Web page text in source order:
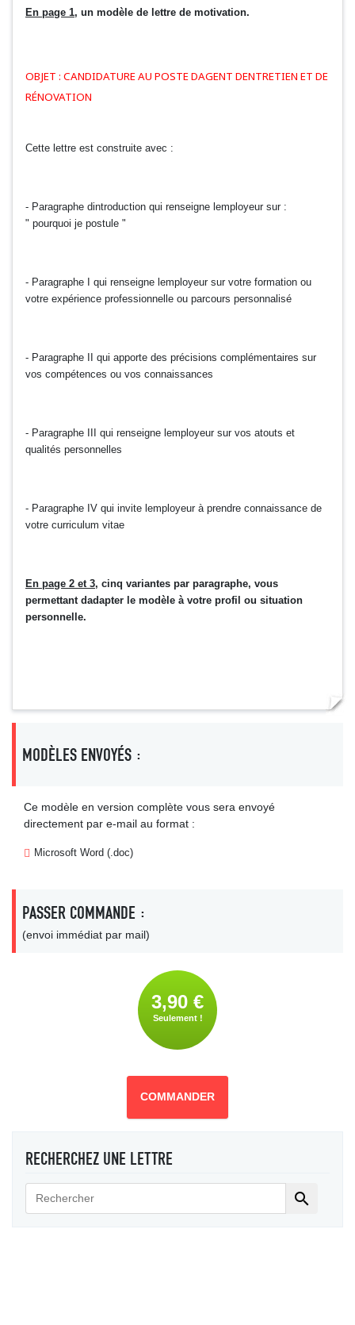
En page 1, un modèle de lettre de motivation.
OBJET : CANDIDATURE AU POSTE DAGENT DENTRETIEN ET DE
RÉNOVATION
Cette lettre est construite avec :
- Paragraphe dintroduction qui renseigne lemployeur sur :
" pourquoi je postule "
- Paragraphe I qui renseigne lemployeur sur votre formation ou
votre expérience professionnelle ou parcours personnalisé
- Paragraphe II qui apporte des précisions complémentaires sur
vos compétences ou vos connaissances
- Paragraphe III qui renseigne lemployeur sur vos atouts et
qualités personnelles
- Paragraphe IV qui invite lemployeur à prendre connaissance de
votre curriculum vitae
En page 2 et 3, cinq variantes par paragraphe, vous
permettant dadapter le modèle à votre profil ou situation
personnelle.
MODÈLES ENVOYÉS :
Ce modèle en version complète vous sera envoyé
directement par e-mail au format :
Microsoft Word (.doc)
PASSER COMMANDE :
(envoi immédiat par mail)
3,90 €
Seulement !
COMMANDER
RECHERCHEZ UNE LETTRE
